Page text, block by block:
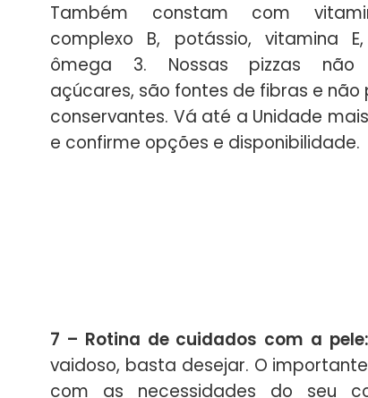
Também constam com
complexo B, potássio, vitamina
ômega 3. Nossas pizzas não
açúcares, são fontes de fibras e não
conservantes. Vá até a Unidade
e confirme opções e disponibilidade.
7 – Rotina de cuidados com a pele:
vaidoso, basta desejar. O
com as necessidades do seu